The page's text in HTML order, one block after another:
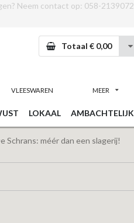
Neem contact op: 058-2139072
Totaal € 0,00
VLEESWAREN MEER
LOKAAL AMBACHTELIJK
Schrans: méér dan een slagerij!